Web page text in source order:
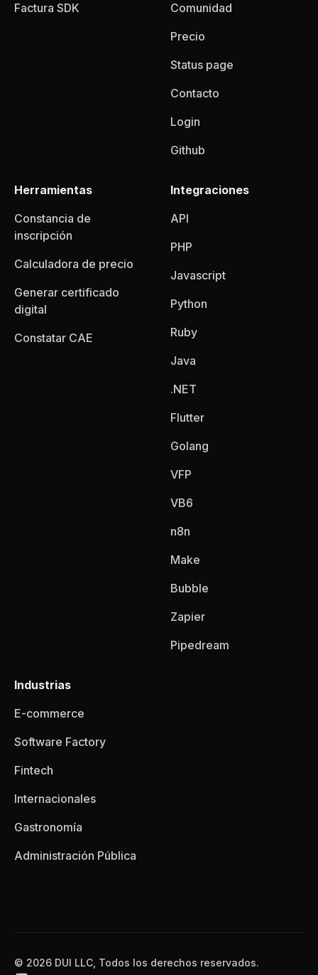
Factura SDK
Comunidad
Precio
Status page
Contacto
Login
Github
Herramientas
Constancia de
inscripción
Calculadora de precio
Generar certificado
digital
Constatar CAE
Integraciones
API
PHP
Javascript
Python
Ruby
Java
.NET
Flutter
Golang
VFP
VB6
n8n
Make
Bubble
Zapier
Pipedream
Industrias
E-commerce
Software Factory
Fintech
Internacionales
Gastronomía
Administración Pública
© 2026 DUI LLC, Todos los derechos reservados.